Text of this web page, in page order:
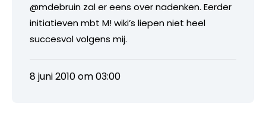
@mdebruin zal er eens over nadenken. Eerder
initiatieven mbt M! wiki’s liepen niet heel
succesvol volgens mij.
8 juni 2010 om 03:00